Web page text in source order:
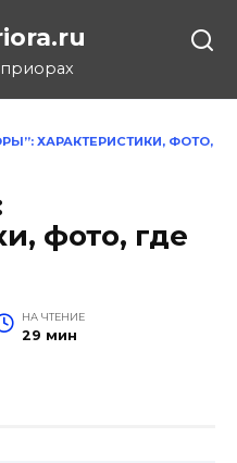
ХАРАКТЕРИСТИКИ, ФОТО,
фото, где
НА ЧТЕНИЕ
29 мин